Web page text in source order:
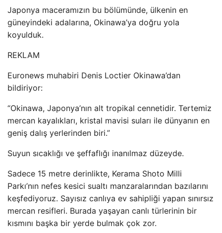
Japonya maceramızın bu bölümünde, ülkenin en
güneyindeki adalarına, Okinawa’ya doğru yola
koyulduk.
REKLAM
Euronews muhabiri Denis Loctier Okinawa’dan
bildiriyor:
“Okinawa, Japonya’nın alt tropikal cennetidir. Tertemiz
mercan kayalıkları, kristal mavisi suları ile dünyanın en
geniş dalış yerlerinden biri.”
Suyun sıcaklığı ve şeffaflığı inanılmaz düzeyde.
Sadece 15 metre derinlikte, Kerama Shoto Milli
Parkı’nın nefes kesici sualtı manzaralarından bazılarını
keşfediyoruz. Sayısız canlıya ev sahipliği yapan sınırsız
mercan resifleri. Burada yaşayan canlı türlerinin bir
kısmını başka bir yerde bulmak çok zor.